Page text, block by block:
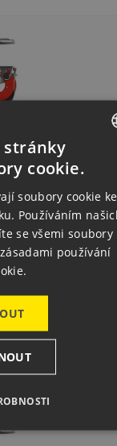
140 [SG-25HS]
ENGLISH
GERMAN
stránky
cookie.
soubory cookie ke
Používáním
se všemi soubory
používání